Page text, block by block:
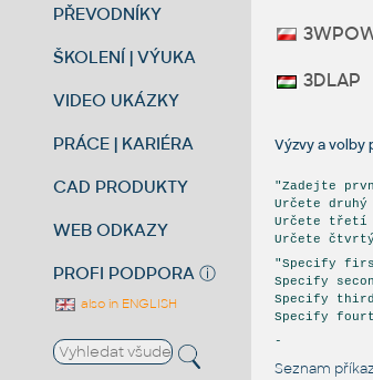
PŘEVODNÍKY
ŠKOLENÍ | VÝUKA
VIDEO UKÁZKY
PRÁCE | KARIÉRA
CAD PRODUKTY
WEB ODKAZY
PROFI PODPORA ⓘ
also in ENGLISH
3DLAP
Výzvy a volby
"Zadejte
Určete
Určete třetí
Určete
"Specify
Specify
Specify
Specify
-
Seznam